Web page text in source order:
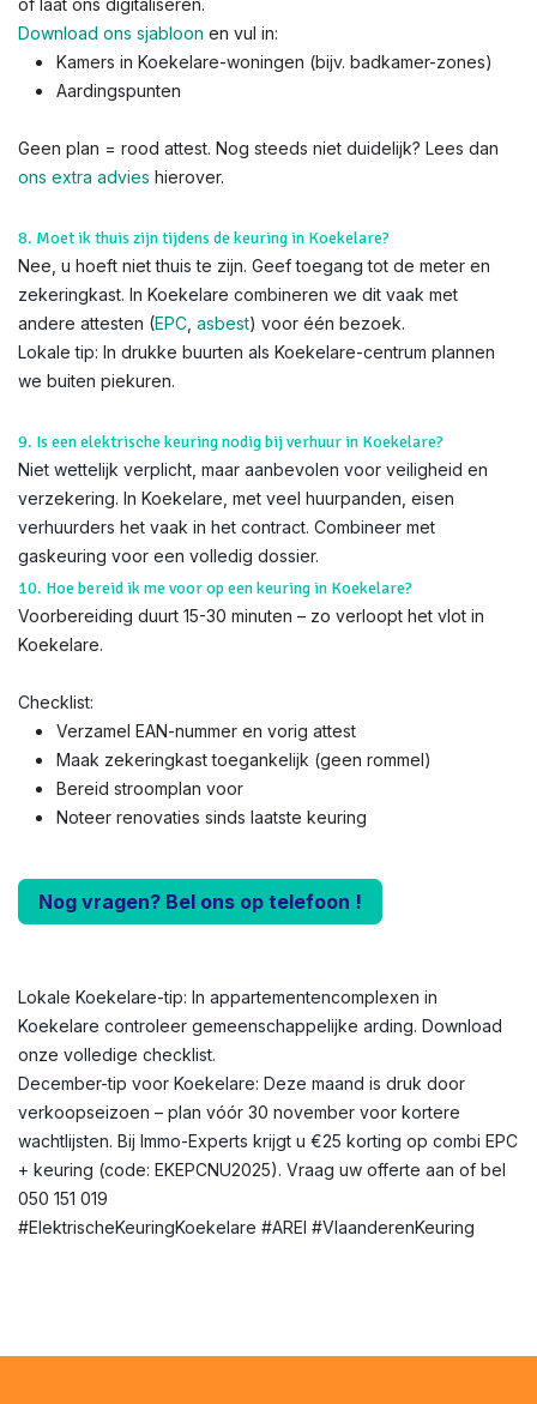
of laat ons digitaliseren.
Download ons sjabloon en vul in:
Kamers in Koekelare-woningen (bijv. badkamer-zones)
Aardingspunten
Geen plan = rood attest. Nog steeds niet duidelijk? Lees dan
ons extra advies hierover.
8. Moet ik thuis zijn tijdens de keuring in Koekelare?
Nee, u hoeft niet thuis te zijn. Geef toegang tot de meter en
zekeringkast. In Koekelare combineren we dit vaak met
andere attesten (EPC asbest) voor één bezoek.
Lokale tip: In drukke buurten als Koekelare-centrum plannen
we buiten piekuren.
9. Is een elektrische keuring nodig bij verhuur in Koekelare?
Niet wettelijk verplicht, maar aanbevolen voor veiligheid en
verzekering. In Koekelare, met veel huurpanden, eisen
verhuurders het vaak in het contract. Combineer met
gaskeuring voor een volledig dossier.
10. Hoe bereid ik me voor op een keuring in Koekelare?
Voorbereiding duurt 15-30 minuten – zo verloopt het vlot in
Koekelare.
Checklist:
Verzamel EAN-nummer en vorig attest
Maak zekeringkast toegankelijk (geen rommel)
Bereid stroomplan voor
Noteer renovaties sinds laatste keuring
Nog vragen? Bel ons op telefoon !
Lokale Koekelare-tip: In appartementencomplexen in
Koekelare controleer gemeenschappelijke arding. Download
onze volledige checklist.
December-tip voor Koekelare: Deze maand is druk door
verkoopseizoen – plan vóór 30 november voor kortere
wachtlijsten. Bij Immo-Experts krijgt u €25 korting op combi EPC
+ keuring (code: EKEPCNU2025). Vraag uw offerte aan of bel
050 151 019
#ElektrischeKeuringKoekelare #AREI #VlaanderenKeuring